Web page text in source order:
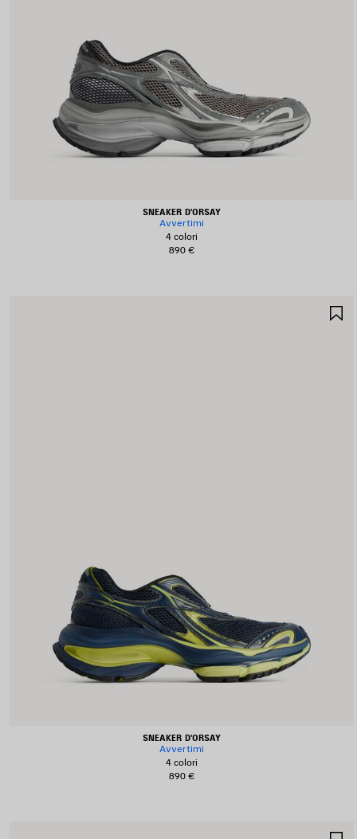
SNEAKER D'ORSAY
Avvertimi
4 colori
890 €
SNEAKER D'ORSAY
Avvertimi
4 colori
890 €